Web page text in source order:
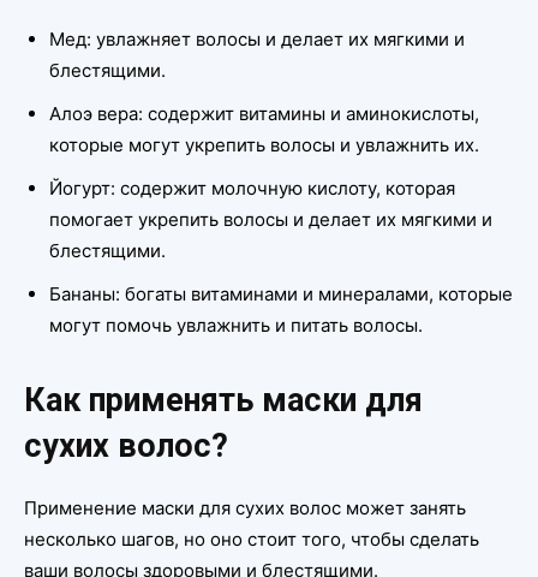
Мед: увлажняет волосы и делает их мягкими и
блестящими.
Алоэ вера: содержит витамины и аминокислоты,
которые могут укрепить волосы и увлажнить их.
Йогурт: содержит молочную кислоту, которая
помогает укрепить волосы и делает их мягкими и
блестящими.
Бананы: богаты витаминами и минералами, которые
могут помочь увлажнить и питать волосы.
Как применять маски для
сухих волос?
Применение маски для сухих волос может занять
несколько шагов, но оно стоит того, чтобы сделать
ваши волосы здоровыми и блестящими.